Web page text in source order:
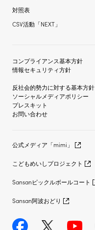
対照表
CSV活動「NEXT」
コンプライアンス基本方針
情報セキュリティ方針
反社会的勢力に対する基本方針
ソーシャルメディアポリシー
プレスキット
お問い合わせ
公式メディア「mimi」
こどもめいしプロジェクト
Sansanピックルボールコート
Sansan阿波おどり